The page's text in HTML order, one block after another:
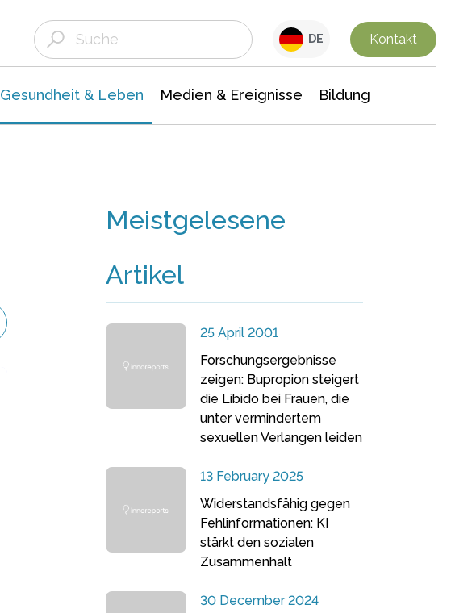
DE Kontakt
Gesundheit & Leben Medien & Ereignisse Bildung
Meistgelesene
Artikel
25 April 2001
Forschungsergebnisse
zeigen: Bupropion steigert
die Libido bei Frauen, die
unter vermindertem
sexuellen Verlangen leiden
13 February 2025
Widerstandsfähig gegen
Fehlinformationen: KI
stärkt den sozialen
Zusammenhalt
30 December 2024